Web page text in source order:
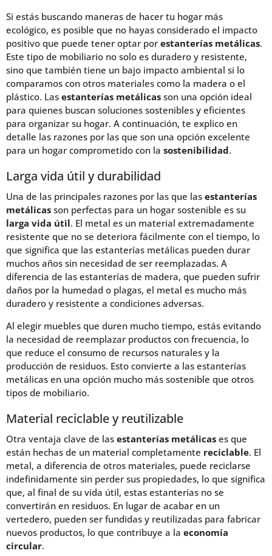
Si estás buscando maneras de hacer tu hogar más
ecológico, es posible que no hayas considerado el impacto
positivo que puede tener optar por estanterías metálicas.
Este tipo de mobiliario no solo es duradero y resistente,
sino que también tiene un bajo impacto ambiental si lo
comparamos con otros materiales como la madera o el
plástico. Las estanterías metálicas son una opción ideal
para quienes buscan soluciones sostenibles y eficientes
para organizar su hogar. A continuación, te explico en
detalle las razones por las que son una opción excelente
para un hogar comprometido con la sostenibilidad.
Larga vida útil y durabilidad
Una de las principales razones por las que las estanterías
metálicas son perfectas para un hogar sostenible es su
larga vida útil. El metal es un material extremadamente
resistente que no se deteriora fácilmente con el tiempo, lo
que significa que las estanterías metálicas pueden durar
muchos años sin necesidad de ser reemplazadas. A
diferencia de las estanterías de madera, que pueden sufrir
daños por la humedad o plagas, el metal es mucho más
duradero y resistente a condiciones adversas.
Al elegir muebles que duren mucho tiempo, estás evitando
la necesidad de reemplazar productos con frecuencia, lo
que reduce el consumo de recursos naturales y la
producción de residuos. Esto convierte a las estanterías
metálicas en una opción mucho más sostenible que otros
tipos de mobiliario.
Material reciclable y reutilizable
Otra ventaja clave de las estanterías metálicas es que
están hechas de un material completamente reciclable. El
metal, a diferencia de otros materiales, puede reciclarse
indefinidamente sin perder sus propiedades, lo que significa
que, al final de su vida útil, estas estanterías no se
convertirán en residuos. En lugar de acabar en un
vertedero, pueden ser fundidas y reutilizadas para fabricar
nuevos productos, lo que contribuye a la economía
circular.